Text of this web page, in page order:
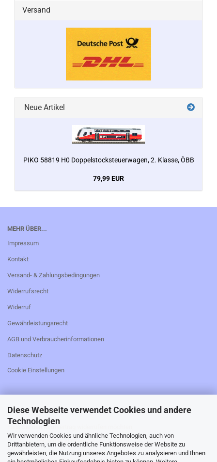
Diese Webseite verwendet Cookies und andere
Technologien
Wir verwenden Cookies und ähnliche Technologien, auch von
Drittanbietern, um die ordentliche Funktionsweise der Website zu
gewährleisten, die Nutzung unseres Angebotes zu analysieren und Ihnen
Versand
Neue Artikel
PIKO 58819 H0 Doppelstocksteuerwagen, 2. Klasse, ÖBB
79,99 EUR
MEHR ÜBER...
Impressum
Kontakt
Versand- & Zahlungsbedingungen
Widerrufsrecht
Widerruf
Gewährleistungsrecht
AGB und Verbraucherinformationen
Datenschutz
Cookie Einstellungen
_________________________________________________
Falls Sie den Kaufvertrag widerrufen möchten,
bitte hier klicken: